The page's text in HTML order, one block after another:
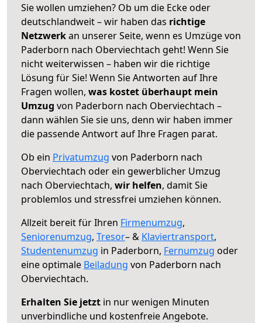
Sie wollen umziehen? Ob um die Ecke oder
deutschlandweit – wir haben das richtige
Netzwerkan unserer Seite, wenn es Umzüge von
Paderborn nach Oberviechtach geht! Wenn Sie
nicht weiterwissen – haben wir die richtige
Lösung für Sie! Wenn Sie Antworten auf Ihre
Fragen wollen, was kostet überhaupt mein
Umzug von Paderborn nach Oberviechtach –
dann wählen Sie sie uns, denn wir haben immer
die passende Antwort auf Ihre Fragen parat.
Ob ein Privatumzug von Paderborn nach
Oberviechtach oder ein gewerblicher Umzug
nach Oberviechtach, wir helfen, damit Sie
problemlos und stressfrei umziehen können.
Allzeit bereit für Ihren Firmenumzug,
Seniorenumzug, Tresor– & Klaviertransport,
Studentenumzug in Paderborn, Fernumzug oder
eine optimale Beiladung von Paderborn nach
Oberviechtach.
Erhalten Sie jetzt in nur wenigen Minuten
unverbindliche und kostenfreie Angebote.